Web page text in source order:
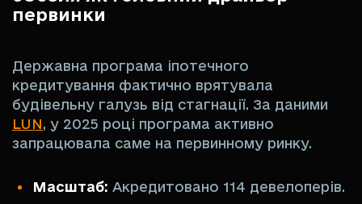
первинки
Державна програма іпотечного
кредитування фактично врятувала
будівельну галузь від стагнації. За даними
LUN, у 2025 році програма активно
запрацювала саме на первинному ринку.
Масштаб: Акредитовано 114 девелоперів.